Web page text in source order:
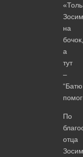
на
бочок,
а
тут
–
По
отца